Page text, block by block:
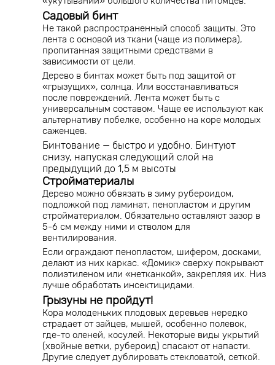
Садовый бинт
Не такой распространенный способ защиты. Это
лента с основой из ткани (чаще из полимера),
пропитанная защитными средствами в
зависимости от цели.
Дерево в бинтах может быть под защитой от
«грызущих», солнца. Или восстанавливаться
после повреждений. Лента может быть с
универсальным составом. Чаще ее используют как
альтернативу побелке, особенно на коре молодых
саженцев.
Бинтование — быстро и удобно. Бинтуют
снизу, напуская следующий слой на
предыдущий до 1,5 м высоты
Стройматериалы
Дерево можно обвязать в зиму рубероидом,
подложкой под ламинат, пенопластом и другим
стройматериалом. Обязательно оставляют зазор в
5-6 см между ними и стволом для
вентилирования.
Если ограждают пенопластом, шифером, досками,
делают из них каркас. «Домик» сверху покрывают
полиэтиленом или «нетканкой», закрепляя их. Низ
лучше обработать инсектицидами.
Грызуны не пройдут!
Кора молоденьких плодовых деревьев нередко
страдает от зайцев, мышей, особенно полевок,
где-то оленей, косулей. Некоторые виды укрытий
(хвойные ветки, рубероид) спасают от напасти.
Другие следует дублировать стекловатой, сеткой.